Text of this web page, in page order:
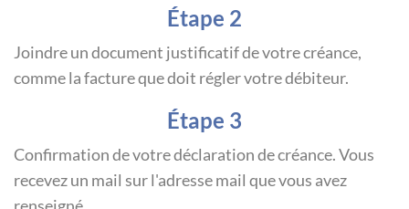
Étape 2
Joindre un document justificatif de votre créance,
comme la facture que doit régler votre débiteur.
Étape 3
Confirmation de votre déclaration de créance. Vous
recevez un mail sur l'adresse mail que vous avez
renseigné.